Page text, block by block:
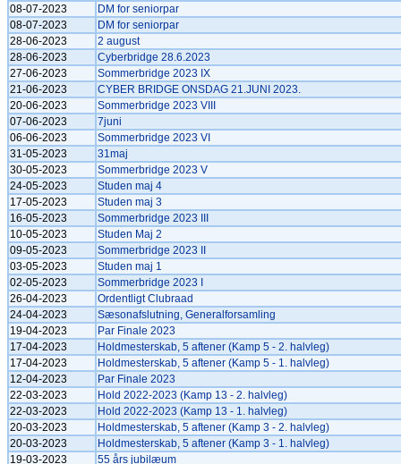
08-07-2023
DM for seniorpar
08-07-2023
DM for seniorpar
28-06-2023
2 august
28-06-2023
Cyberbridge 28.6.2023
27-06-2023
Sommerbridge 2023 IX
21-06-2023
CYBER BRIDGE ONSDAG 21.JUNI 2023.
20-06-2023
Sommerbridge 2023 VIII
07-06-2023
7juni
06-06-2023
Sommerbridge 2023 VI
31-05-2023
31maj
30-05-2023
Sommerbridge 2023 V
24-05-2023
Studen maj 4
17-05-2023
Studen maj 3
16-05-2023
Sommerbridge 2023 III
10-05-2023
Studen Maj 2
09-05-2023
Sommerbridge 2023 II
03-05-2023
Studen maj 1
02-05-2023
Sommerbridge 2023 I
26-04-2023
Ordentligt Clubraad
24-04-2023
Sæsonafslutning, Generalforsamling
19-04-2023
Par Finale 2023
17-04-2023
Holdmesterskab, 5 aftener (Kamp 5 - 2. halvleg)
17-04-2023
Holdmesterskab, 5 aftener (Kamp 5 - 1. halvleg)
12-04-2023
Par Finale 2023
22-03-2023
Hold 2022-2023 (Kamp 13 - 2. halvleg)
22-03-2023
Hold 2022-2023 (Kamp 13 - 1. halvleg)
20-03-2023
Holdmesterskab, 5 aftener (Kamp 3 - 2. halvleg)
20-03-2023
Holdmesterskab, 5 aftener (Kamp 3 - 1. halvleg)
19-03-2023
55 års jubilæum